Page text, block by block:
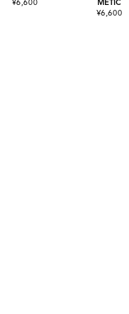
¥6,600
METIC
¥6,600